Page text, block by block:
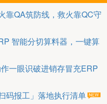
靠QA筑防线，救火靠QC守
智能分切算料器，一键算
一眼识破进销存冒充ERP
码报工」落地执行清单